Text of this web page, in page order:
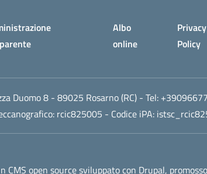
Albo
online
Privacy
Policy
Duomo 8 - 89025 Rosarno (RC)- Tel:
rcic825005 - Codice iPA:
CMS open source sviluppato con Drupal,